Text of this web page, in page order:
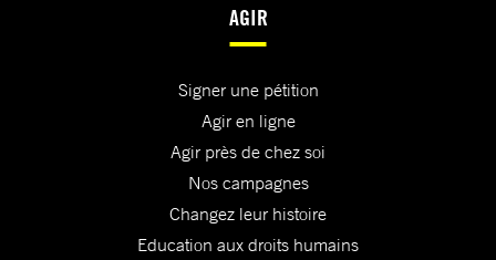
AGIR
Signer une pétition
Agir en ligne
Agir près de chez soi
Nos campagnes
Changez leur histoire
Education aux droits humains